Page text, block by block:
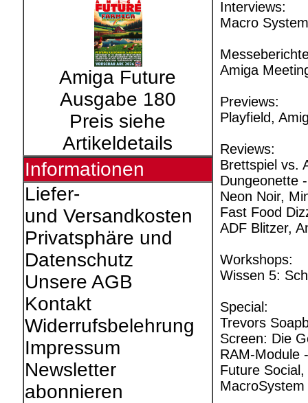
Amiga Future
Ausgabe 180
Preis siehe
Artikeldetails
Informationen
Liefer-
und Versandkosten
Privatsphäre und
Datenschutz
Unsere AGB
Kontakt
Widerrufsbelehrung
Impressum
Newsletter
abonnieren
Interviews:
Macro
Amiga
Previews:
Playfield,
Reviews:
Brettspiel vs.
Dungeonette
Neon Noir,
Fast Food
ADF Blitzer,
Workshops:
Wissen 5:
Special:
Trevors
Screen: Die
RAM-Module
Future